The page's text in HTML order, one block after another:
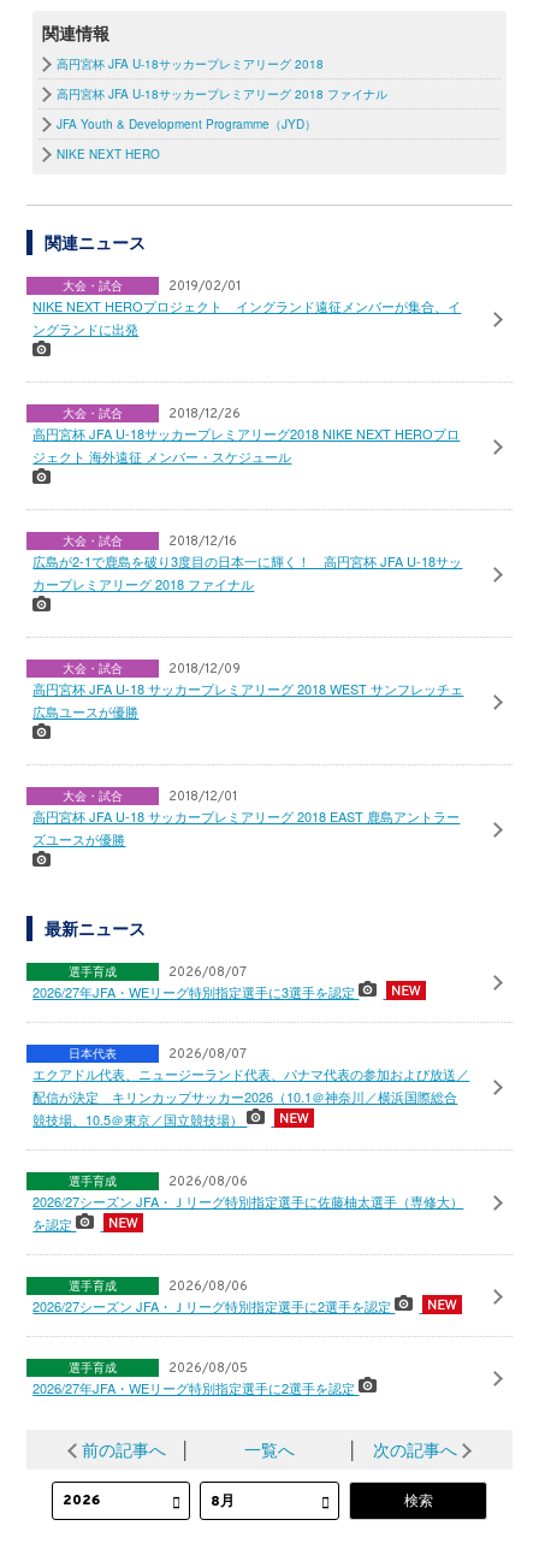
関連情報
高円宮杯 JFA U-18サッカープレミアリーグ 2018
高円宮杯 JFA U-18サッカープレミアリーグ 2018 ファイナル
JFA Youth & Development Programme（JYD）
NIKE NEXT HERO
関連ニュース
大会・試合 2019/02/01
NIKE NEXT HEROプロジェクト イングランド遠征メンバーが集合、イ
ングランドに出発
大会・試合 2018/12/26
高円宮杯 JFA U-18サッカープレミアリーグ2018 NIKE NEXT HEROプロ
ジェクト 海外遠征 メンバー・スケジュール
大会・試合 2018/12/16
広島が2-1で鹿島を破り3度目の日本一に輝く！ 高円宮杯 JFA U-18サッ
カープレミアリーグ 2018 ファイナル
大会・試合 2018/12/09
高円宮杯 JFA U-18 サッカープレミアリーグ 2018 WEST サンフレッチェ
広島ユースが優勝
大会・試合 2018/12/01
高円宮杯 JFA U-18 サッカープレミアリーグ 2018 EAST 鹿島アントラー
ズユースが優勝
最新ニュース
選手育成 2026/08/07
2026/27年JFA・WEリーグ特別指定選手に3選手を認定
日本代表 2026/08/07
エクアドル代表、ニュージーランド代表、パナマ代表の参加および放送／
配信が決定 キリンカップサッカー2026（10.1＠神奈川／横浜国際総合
競技場、10.5＠東京／国立競技場）
選手育成 2026/08/06
2026/27シーズン JFA・Ｊリーグ特別指定選手に佐藤柚太選手（専修大）
を認定
選手育成 2026/08/06
2026/27シーズン JFA・Ｊリーグ特別指定選手に2選手を認定
選手育成 2026/08/05
2026/27年JFA・WEリーグ特別指定選手に2選手を認定
前の記事へ 一覧へ 次の記事へ